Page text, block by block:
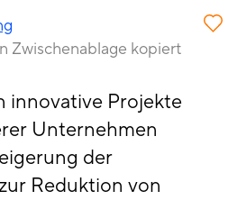
Zwischenablage kopiert
innovative Projekte
Unternehmen
der
Reduktion von